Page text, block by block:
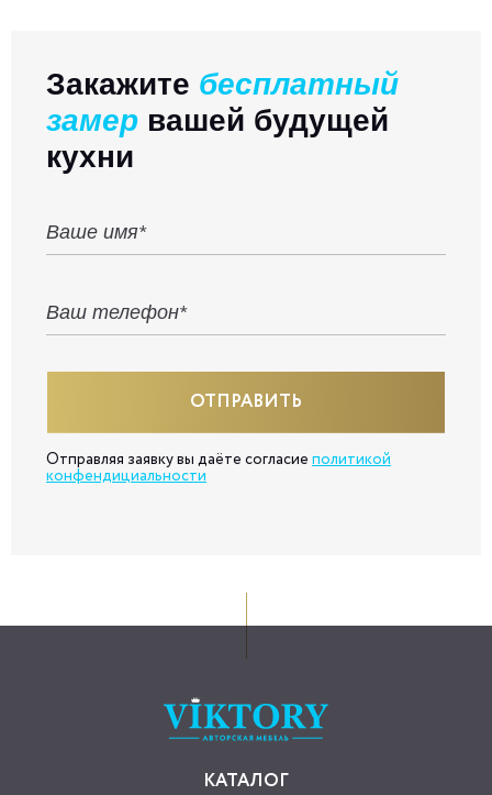
Закажите бесплатный
замер вашей будущей
кухни
ОТПРАВИТЬ
Отправляя заявку вы даёте согласие политикой
конфендициальности
КАТАЛОГ